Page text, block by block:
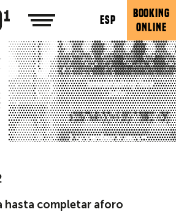
ESP
BOOKING
ONLINE
completar aforo